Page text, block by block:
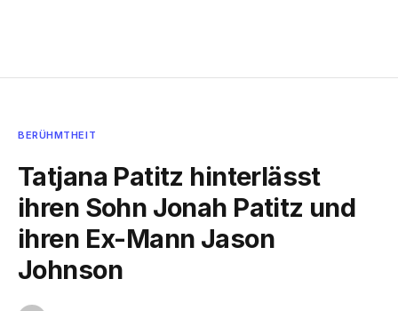
BERÜHMTHEIT
Tatjana Patitz hinterlässt
ihren Sohn Jonah Patitz und
ihren Ex-Mann Jason
Johnson